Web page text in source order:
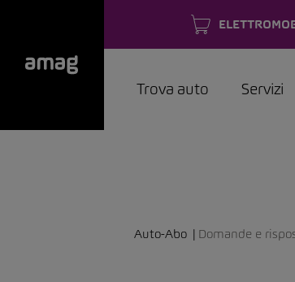
Trova auto Servizi
Auto-Abo Domande e